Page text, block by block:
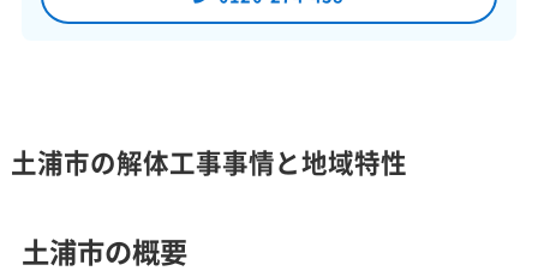
土浦市の解体工事事情と地域特性
土浦市の概要